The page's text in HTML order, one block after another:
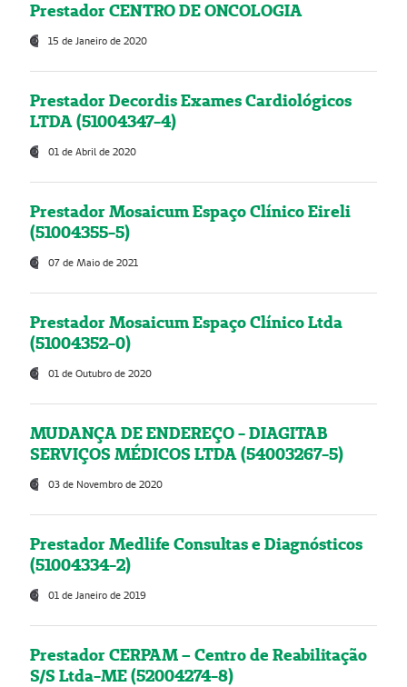
Prestador CENTRO DE ONCOLOGIA
15 de Janeiro de 2020
Prestador Decordis Exames Cardiológicos
LTDA (51004347-4)
01 de Abril de 2020
Prestador Mosaicum Espaço Clínico Eireli
(51004355-5)
07 de Maio de 2021
Prestador Mosaicum Espaço Clínico Ltda
(51004352-0)
01 de Outubro de 2020
MUDANÇA DE ENDEREÇO - DIAGITAB
SERVIÇOS MÉDICOS LTDA (54003267-5)
03 de Novembro de 2020
Prestador Medlife Consultas e Diagnósticos
(51004334-2)
01 de Janeiro de 2019
Prestador CERPAM – Centro de Reabilitação
S/S Ltda-ME (52004274-8)